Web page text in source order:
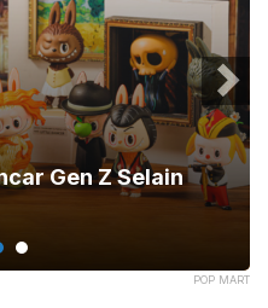
POP MART
Gen Z Selain